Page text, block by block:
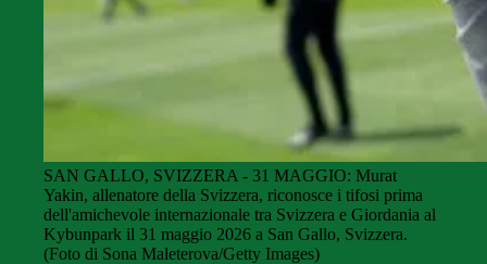
SAN GALLO, SVIZZERA - 31 MAGGIO: Murat
Yakin, allenatore della Svizzera, riconosce i tifosi prima
dell'amichevole internazionale tra Svizzera e Giordania al
Kybunpark il 31 maggio 2026 a San Gallo, Svizzera.
(Foto di Sona Maleterova/Getty Images)